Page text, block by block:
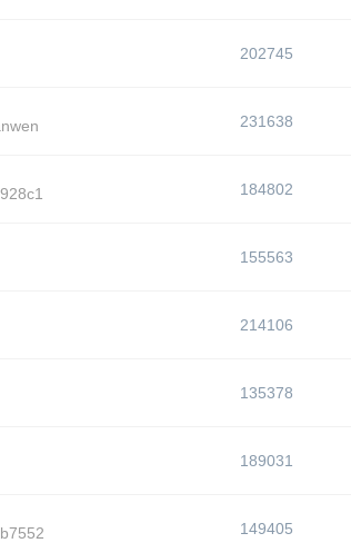
202745
231638
184802
155563
214106
135378
189031
149405